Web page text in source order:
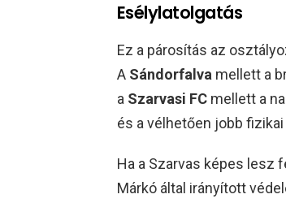
Esélylatolgatás
Ez a párosítás az
A Sándorfalva mellett a
a Szarvasi FC mellett a
és a vélhetően jobb
Ha a Szarvas képes lesz
Márkó által irányított